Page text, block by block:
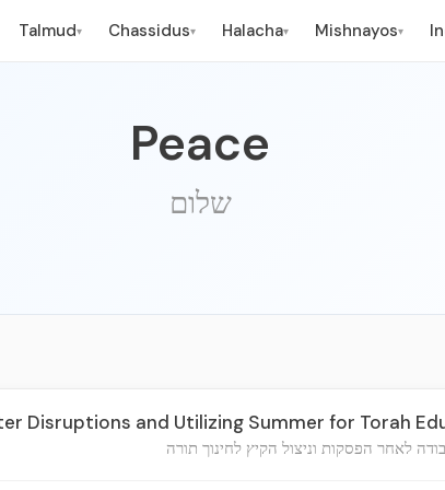
Talmud▾ Chassidus▾ Halacha▾ Mishnayos▾
Peace
שלום
Disruptions and Utilizing Summer for Torah
לאחר הפסקות וניצול הקיץ לחינוך תורה